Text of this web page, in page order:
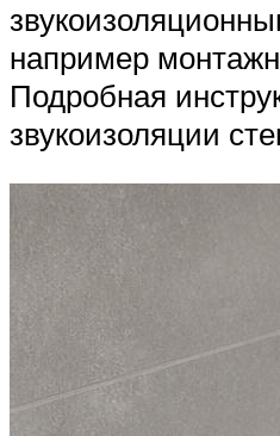
например
Подробная
звукоизоляции